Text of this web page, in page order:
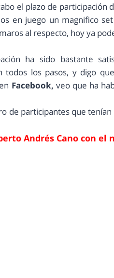
el plazo de participación
en juego un magnifico
al respecto, hoy ya
ha sido bastante
todos los pasos, y digo
Facebook, veo que ha
de participantes que
Andrés Cano con el